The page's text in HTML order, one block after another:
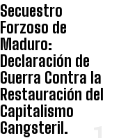
Secuestro
Forzoso de
Maduro:
Declaración de
Guerra Contra la
Restauración del
Capitalismo
Gangsteril.